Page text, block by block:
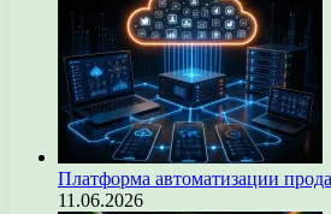
Платформа автоматизации
11.06.2026